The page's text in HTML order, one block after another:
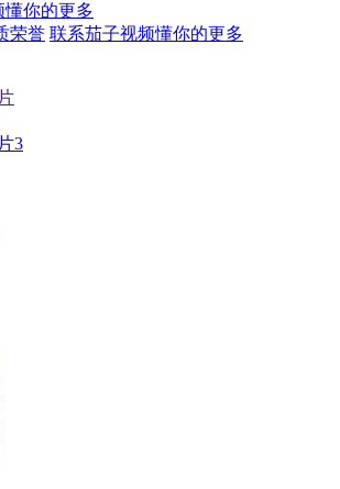
懂你的更多
荣誉 联系茄子视频懂你的更多